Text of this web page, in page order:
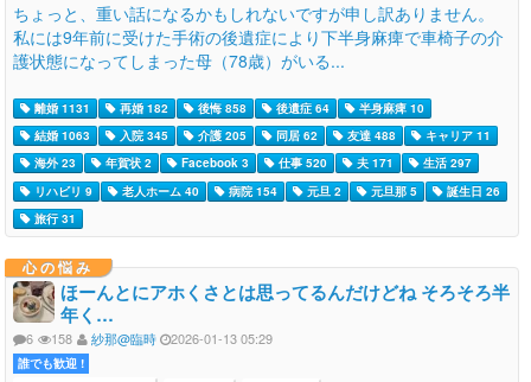
ちょっと、重い話になるかもしれないですが申し訳ありません。
私には9年前に受けた手術の後遺症により下半身麻痺で車椅子の介
護状態になってしまった母（78歳）がいる...
離婚 1131 再婚 182 後悔 858 後遺症 64
半身麻痺 10
結婚 1063
入院 345 介護 205 同居 62 友達 488
キャリア 11
海外 23
年賀状 2 Facebook 3 仕事 520 夫 171
生活 297
リハビリ 9
老人ホーム 40 病院 154 元旦 2 元旦那 5
誕生日 26
旅行 31
心の悩み
ほーんとにアホくさとは思ってるんだけどね そろそろ半
年く…
6 158 紗那@臨時 2026-01-13 05:29
誰でも歓迎 !